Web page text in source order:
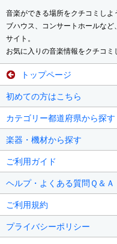
音楽ができる場所をクチコミし
ブハウス、コンサートホールな
サイト。
お気に入りの音楽情報をクチコミ
トップページ
初めての方はこちら
カテゴリー都道府県から探す
楽器・機材から探す
ご利用ガイド
ヘルプ・よくある質問Ｑ＆Ａ
ご利用規約
プライバシーポリシー